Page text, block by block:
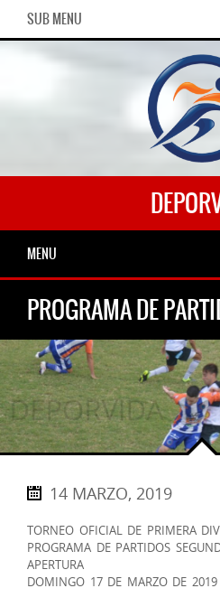
SUB MENU
MENU
PROGRAMA DE
14 MARZO, 2019
TORNEO OFICIAL DE PRIMERA
PROGRAMA DE PARTIDOS
APERTURA
DOMINGO 17 DE MARZO DE 2019